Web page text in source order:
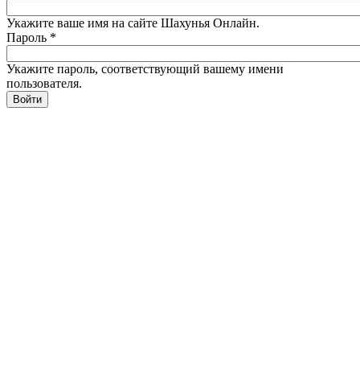
Укажите ваше имя на сайте Шахунья Онлайн.
Пароль *
Укажите пароль, соответствующий вашему имени
пользователя.